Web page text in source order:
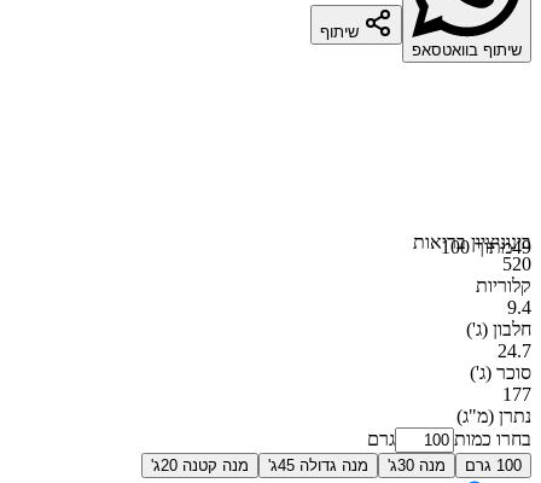
שיתוף בוואטסאפ
שיתוף
49מתוך 100בינוניציון בריאות
520
קלוריות
9.4
חלבון (ג')
24.7
סוכר (ג')
177
נתרן (מ"ג)
בחרו כמות
גרם
100 גרם מנה 30ג' מנה גדולה 45ג' מנה קטנה 20ג'